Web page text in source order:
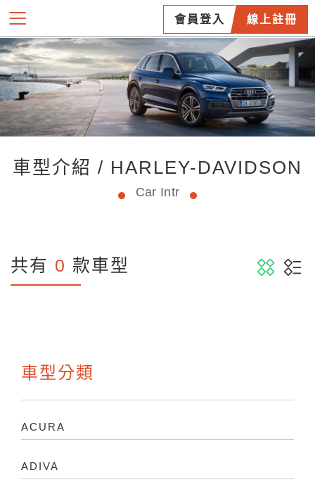
會員登入 線上註冊
車型介紹 / HARLEY-DAVIDSON
Car Intr
共有 0 款車型
車型分類
ACURA
ADIVA